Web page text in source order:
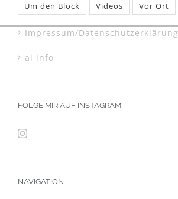
Um den Block
Videos Vor Ort
Impressum/Datenschutzerklärung
ai info
FOLGE MIR AUF INSTAGRAM
NAVIGATION